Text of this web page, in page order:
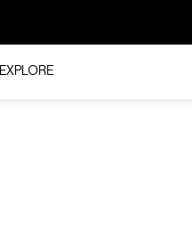
EXPLORE